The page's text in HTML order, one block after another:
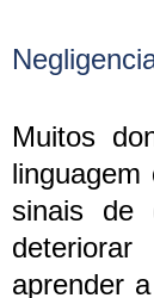
Muitos
linguagem
sinais de
aprender